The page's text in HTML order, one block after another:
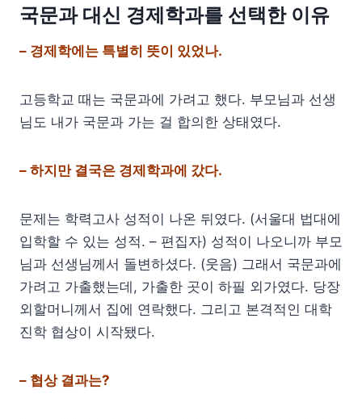
국문과 대신 경제학과를 선택한 이유
– 경제학에는 특별히 뜻이 있었나.
고등학교 때는 국문과에 가려고 했다. 부모님과 선생
님도 내가 국문과 가는 걸 합의한 상태였다.
– 하지만 결국은 경제학과에 갔다.
문제는 학력고사 성적이 나온 뒤였다. (서울대 법대에
입학할 수 있는 성적. – 편집자) 성적이 나오니까 부모
님과 선생님께서 돌변하셨다. (웃음) 그래서 국문과에
가려고 가출했는데, 가출한 곳이 하필 외가였다. 당장
외할머니께서 집에 연락했다. 그리고 본격적인 대학
진학 협상이 시작됐다.
– 협상 결과는?